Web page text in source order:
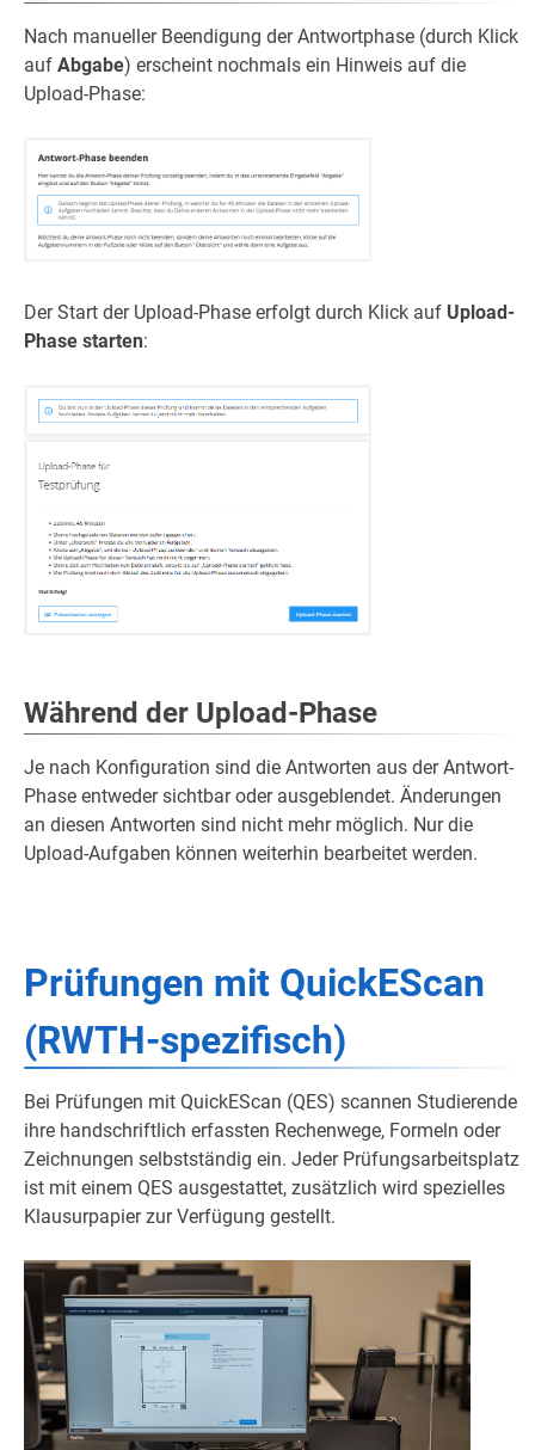
Nach manueller Beendigung der Antwortphase (durch Klick
auf Abgabe) erscheint nochmals ein Hinweis auf die
Upload-Phase:
Der Start der Upload-Phase erfolgt durch Klick auf Upload-
Phase starten:
Während der Upload-Phase
Je nach Konfiguration sind die Antworten aus der Antwort-
Phase entweder sichtbar oder ausgeblendet. Änderungen
an diesen Antworten sind nicht mehr möglich. Nur die
Upload-Aufgaben können weiterhin bearbeitet werden.
Prüfungen mit QuickEScan
(RWTH-spezifisch)
Bei Prüfungen mit QuickEScan (QES) scannen Studierende
ihre handschriftlich erfassten Rechenwege, Formeln oder
Zeichnungen selbstständig ein. Jeder Prüfungsarbeitsplatz
ist mit einem QES ausgestattet, zusätzlich wird spezielles
Klausurpapier zur Verfügung gestellt.